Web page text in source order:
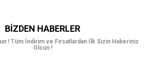
BIZDEN HABERLER
! Tüm İndirim ve Fırsatlardan İlk Sizin Haberiniz
Olsun !